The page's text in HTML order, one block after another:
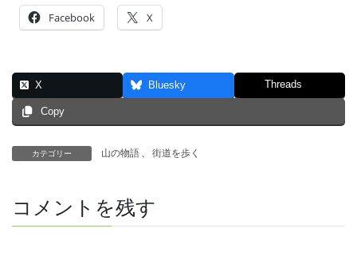
Facebook X
X Bluesky Threads
Copy
カテゴリー 山の物語 街道を歩く
コメントを残す